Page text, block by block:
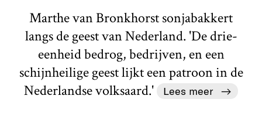
Marthe van Bronkhorst sonjabakkert
langs de geest van Nederland. 'De drie-
eenheid bedrog, bedrijven, en een
schijnheilige geest lijkt een patroon in de
Nederlandse volksaard.'
Lees meer